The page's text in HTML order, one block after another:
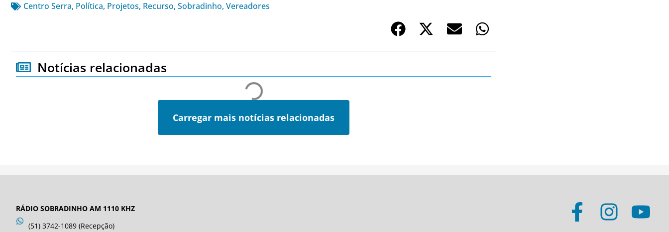
Centro Serra, Política, Projetos, Recurso, Sobradinho, Vereadores
Notícias relacionadas
Carregar mais notícias relacionadas
RÁDIO SOBRADINHO AM 1110 KHZ
(51) 3742-1089 (Recepção)